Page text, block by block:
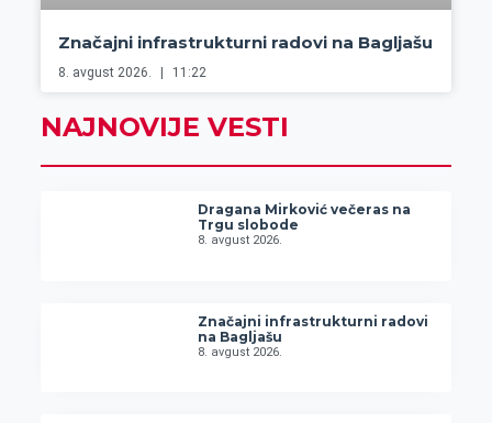
Značajni infrastrukturni radovi na Bagljašu
8. avgust 2026. 11:22
NAJNOVIJE VESTI
Dragana Mirković večeras na
Trgu slobode
8. avgust 2026.
Značajni infrastrukturni radovi
na Bagljašu
8. avgust 2026.